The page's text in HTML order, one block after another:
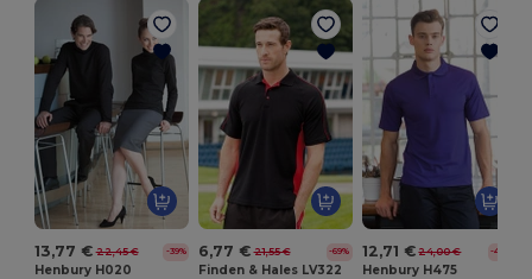
13,77 € 22,45 € -39%
Henbury H020
6,77 € 21,55 € -69%
Finden & Hales LV322
12,71 € 24,00 € -47%
Henbury H475